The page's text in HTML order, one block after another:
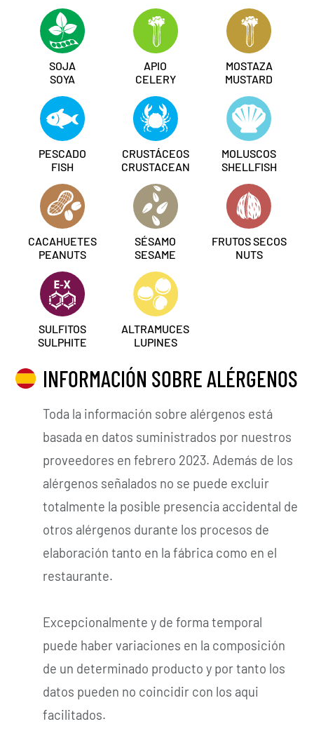
SOJA
SOYA
APIO
CELERY
MOSTAZA
MUSTARD
PESCADO
FISH
CRUSTÁCEOS
CRUSTACEAN
MOLUSCOS
SHELLFISH
CACAHUETES
PEANUTS
SÉSAMO
SESAME
FRUTOS SECOS
NUTS
SULFITOS
SULPHITE
ALTRAMUCES
LUPINES
INFORMACIÓN SOBRE ALÉRGENOS
Toda la información sobre alérgenos está
basada en datos suministrados por nuestros
proveedores en febrero 2023. Además de los
alérgenos señalados no se puede excluir
totalmente la posible presencia accidental de
otros alérgenos durante los procesos de
elaboración tanto en la fábrica como en el
restaurante.
Excepcionalmente y de forma temporal
puede haber variaciones en la composición
de un determinado producto y por tanto los
datos pueden no coincidir con los aqui
facilitados.